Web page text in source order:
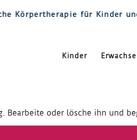
Körpertherapie für Kinder
Kinder
Bearbeite oder lösche ihn und